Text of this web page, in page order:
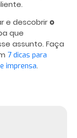
e descobriro
que
assunto. Faça
7 dicas para
imprensa.